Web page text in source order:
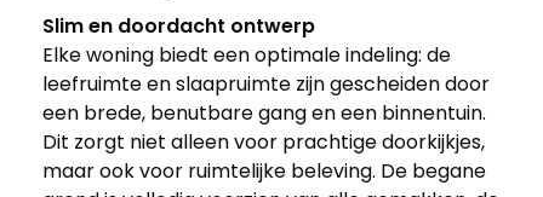
Slim en doordacht ontwerp
Elke woning biedt een optimale indeling: de
leefruimte en slaapruimte zijn gescheiden door
een brede, benutbare gang en een binnentuin.
Dit zorgt niet alleen voor prachtige doorkijkjes,
maar ook voor ruimtelijke beleving. De begane